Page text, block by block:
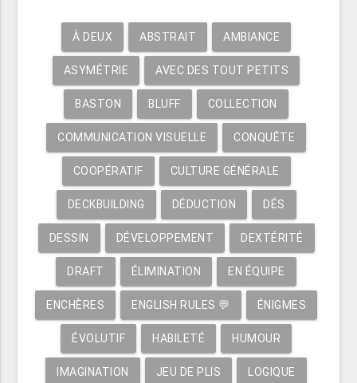
À DEUX ABSTRAIT AMBIANCE
ASYMÉTRIE AVEC DES TOUT PETITS
BASTON BLUFF COLLECTION
COMMUNICATION VISUELLE CONQUÊTE
COOPÉRATIF CULTURE GÉNÉRALE
DECKBUILDING DÉDUCTION DÉS
DESSIN DÉVELOPPEMENT DEXTÉRITÉ
DRAFT ÉLIMINATION EN ÉQUIPE
ENCHÈRES ENGLISH RULES 💬 ÉNIGMES
ÉVOLUTIF HABILETÉ HUMOUR
IMAGINATION JEU DE PLIS LOGIQUE